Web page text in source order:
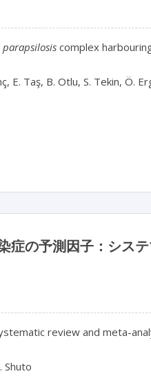
complex
E. Taş, B. Otlu, S. Tekin, Ö.
症の予測因子：シス
review and meta-
Shuto